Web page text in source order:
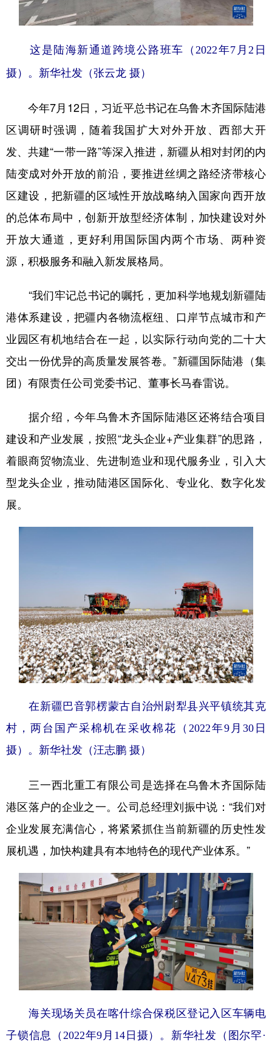
这是陆海新通道跨境公路班车（2022年7月2日
摄）。新华社发（张云龙 摄）
今年7月12日，习近平总书记在乌鲁木齐国际陆港
区调研时强调，随着我国扩大对外开放、西部大开
发、共建“一带一路”等深入推进，新疆从相对封闭的内
陆变成对外开放的前沿，要推进丝绸之路经济带核心
区建设，把新疆的区域性开放战略纳入国家向西开放
的总体布局中，创新开放型经济体制，加快建设对外
开放大通道，更好利用国际国内两个市场、两种资
源，积极服务和融入新发展格局。
“我们牢记总书记的嘱托，更加科学地规划新疆陆
港体系建设，把疆内各物流枢纽、口岸节点城市和产
业园区有机地结合在一起，以实际行动向党的二十大
交出一份优异的高质量发展答卷。”新疆国际陆港（集
团）有限责任公司党委书记、董事长马春雷说。
据介绍，今年乌鲁木齐国际陆港区还将结合项目
建设和产业发展，按照“龙头企业+产业集群”的思路，
着眼商贸物流业、先进制造业和现代服务业，引入大
型龙头企业，推动陆港区国际化、专业化、数字化发
展。
在新疆巴音郭楞蒙古自治州尉犁县兴平镇统其克
村，两台国产采棉机在采收棉花（2022年9月30日
摄）。新华社发（汪志鹏 摄）
三一西北重工有限公司是选择在乌鲁木齐国际陆
港区落户的企业之一。公司总经理刘振中说：“我们对
企业发展充满信心，将紧紧抓住当前新疆的历史性发
展机遇，加快构建具有本地特色的现代产业体系。”
海关现场关员在喀什综合保税区登记入区车辆电
子锁信息（2022年9月14日摄）。新华社发（图尔罕·